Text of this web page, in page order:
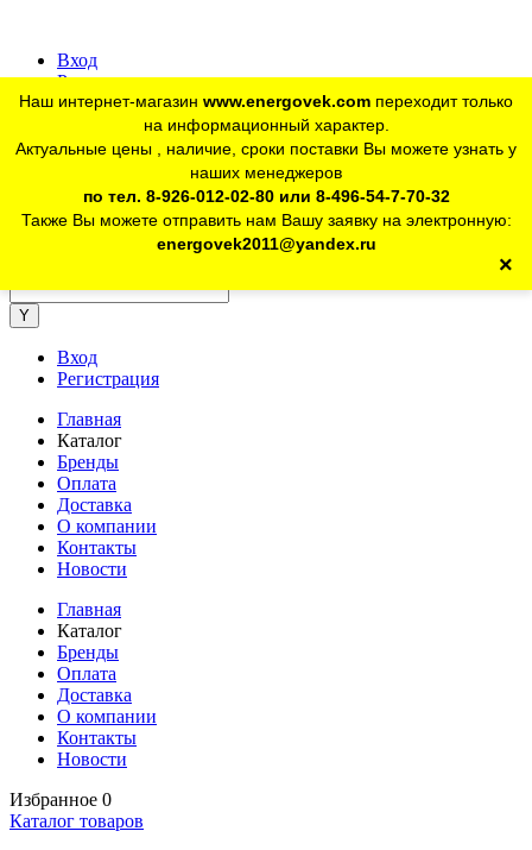
Вход
Регистрация
Для юр. лиц:+7 (926) 012-02-80
telegram Розничный магазин:+7 (925) 902-46-10
Наш интернет-магазин www.energovek.com переходит только
на информационный характер.
Актуальные цены , наличие, сроки поставки Вы можете узнать у
наших менеджеров
по тел. 8-926-012-02-80 или 8-496-54-7-70-32
Также Вы можете отправить нам Вашу заявку на электронную:
energovek2011@yandex.ru
×
Вход
Регистрация
Главная
Каталог
Бренды
Оплата
Доставка
О компании
Контакты
Новости
Главная
Каталог
Бренды
Оплата
Доставка
О компании
Контакты
Новости
Избранное 0
Каталог товаров